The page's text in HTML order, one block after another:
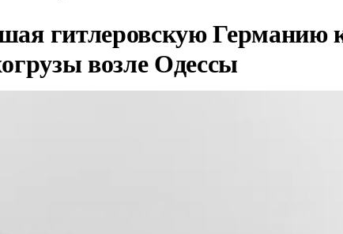
гитлеровскую Германию
возле Одессы